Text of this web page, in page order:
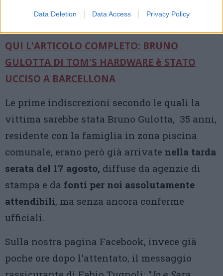
Data Deletion Data Access Privacy Policy
diventato responsabile.».
QUI L'ARTICOLO COMPLETO: BRUNO
GULOTTA DI TOM'S HARDWARE è STATO
UCCISO A BARCELLONA
Le prime indiscrezioni secondo le quali la
vittima sarebbe stata Bruno Gulotta, 35 anni,
residente con la famiglia in zona piscina
comunale, erano però già arrivate nella tarda
serata del 17 agosto, diffuse da agenzie di
stampa e da fonti per noi assolutamente
attendibili, ma senza ancora conferme
ufficiali.
Sulla nostra pagina Facebook, invece già
poche ore dopo l'attentato, il messaggio